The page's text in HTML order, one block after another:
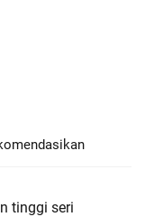
tinggi seri